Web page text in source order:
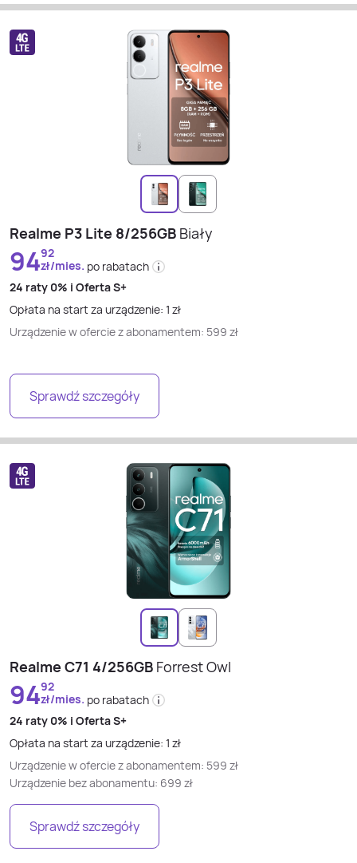
Realme P3 Lite 8/256GB Biały
9492
zł/mies. po rabatach
24 raty 0% i Oferta S+
Opłata na start za urządzenie: 1 zł
Urządzenie w ofercie z abonamentem: 599 zł
Sprawdź szczegóły
Realme C71 4/256GB Forrest Owl
9492
zł/mies. po rabatach
24 raty 0% i Oferta S+
Opłata na start za urządzenie: 1 zł
Urządzenie w ofercie z abonamentem: 599 zł
Urządzenie bez abonamentu: 699 zł
Sprawdź szczegóły